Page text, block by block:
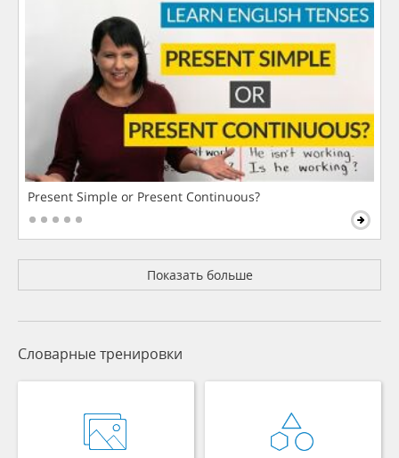
Present Simple or Present Continuous?
Показать больше
Словарные тренировки